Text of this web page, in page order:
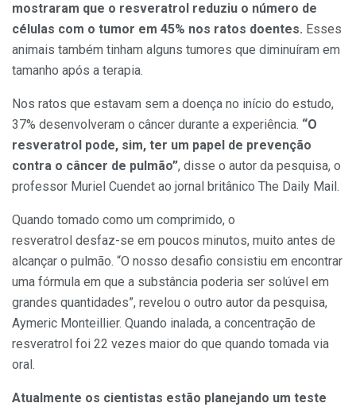
mostraram que o resveratrol reduziu o número de
células com o tumor em 45% nos ratos doentes. Esses
animais também tinham alguns tumores que diminuíram em
tamanho após a terapia.
Nos ratos que estavam sem a doença no início do estudo,
37% desenvolveram o câncer durante a experiência. “O
resveratrol pode, sim, ter um papel de prevenção
contra o câncer de pulmão”, disse o autor da pesquisa, o
professor Muriel Cuendet ao jornal britânico The Daily Mail.
Quando tomado como um comprimido, o
resveratrol desfaz-se em poucos minutos, muito antes de
alcançar o pulmão. “O nosso desafio consistiu em encontrar
uma fórmula em que a substância poderia ser solúvel em
grandes quantidades”, revelou o outro autor da pesquisa,
Aymeric Monteillier. Quando inalada, a concentração de
resveratrol foi 22 vezes maior do que quando tomada via
oral.
Atualmente os cientistas estão planejando um teste